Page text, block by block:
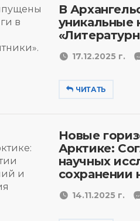
В
уникальные
17.12.2025 г.
ЧИТАТЬ
Новые
Арктике:
научных
сохранении
14.11.2025 г.